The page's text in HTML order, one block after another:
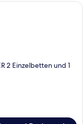
mit an der Wand
2 Einzelbetten und 1